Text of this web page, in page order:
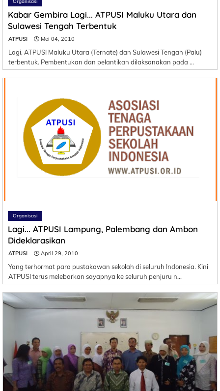
Kabar Gembira Lagi... ATPUSI Maluku Utara dan
Sulawesi Tengah Terbentuk
ATPUSI Mei 04, 2010
Lagi, ATPUSI Maluku Utara (Ternate) dan Sulawesi Tengah (Palu)
terbentuk. Pembentukan dan pelantikan dilaksanakan pada …
Organisasi
Lagi... ATPUSI Lampung, Palembang dan Ambon
Dideklarasikan
ATPUSI April 29, 2010
Yang terhormat para pustakawan sekolah di seluruh Indonesia. Kini
ATPUSI terus melebarkan sayapnya ke seluruh penjuru n…